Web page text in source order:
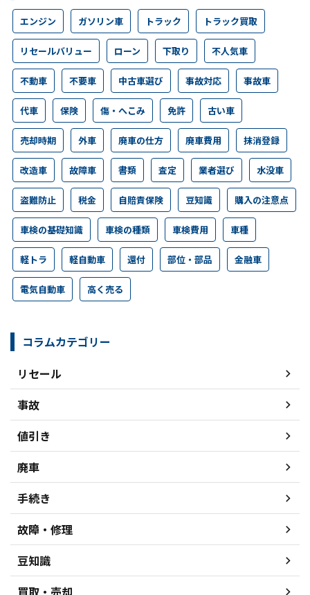
エンジン ガソリン車 トラック トラック買取
リセールバリュー ローン 下取り 不人気車
不動車 不要車 中古車選び 事故対応 事故車
代車 保険 傷・へこみ 免許 古い車
売却時期 外車 廃車の仕方 廃車費用 抹消登録
改造車 故障車 書類 査定 業者選び 水没車
盗難防止 税金 自賠責保険 豆知識 購入の注意点
車検の基礎知識 車検の種類 車検費用 車種
軽トラ 軽自動車 還付 部位・部品 金融車
電気自動車 高く売る
コラムカテゴリー
リセール
事故
値引き
廃車
手続き
故障・修理
豆知識